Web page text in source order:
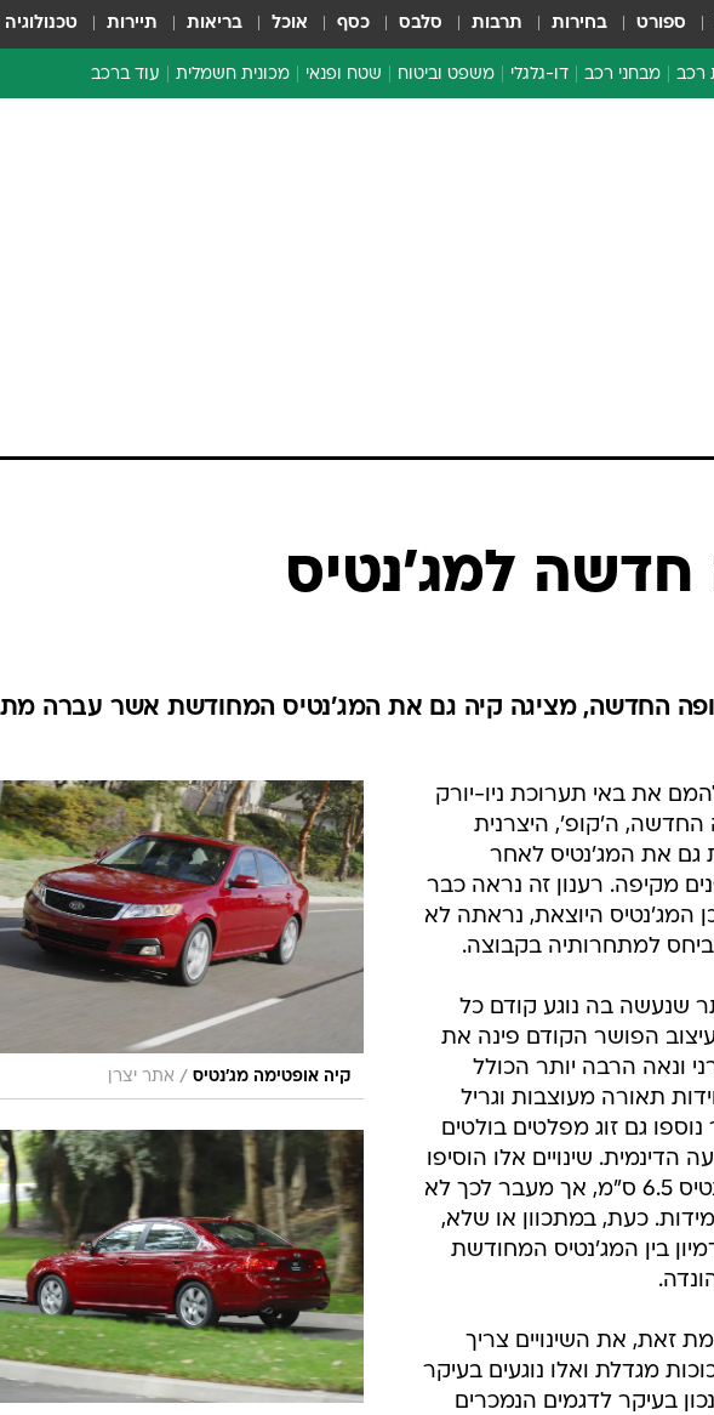
ספורט בחירות תרבות סלבס כסף אוכל בריאות תיירות טכנולוגיה
רכב מבחני רכב דו-גלגלי משפט וביטוח שטח ופנאי מכונית חשמלית עוד ברכב
ארכיון מדורים
חדשה למג'נטיס
החדשה, מציגה קיה גם את המג'נטיס המחודשת אשר עברה
קיה אופטימה מג'נטיס / אתר יצרן
את באי תערוכת ניו-יורק
החדשה, ה'קופ', היצרנית
גם את המג'נטיס לאחר
מקיפה. רענון זה נראה כבר
המג'נטיס היוצאת, נראתה לא
למתחרותיה בקבוצה.
שנעשה בה נוגע קודם כל
הפושר הקודם פינה את
ונאה הרבה יותר הכולל
תאורה מעוצבות וגריל
גם זוג מפלטים בולטים
הדינמית. שינויים אלו הוסיפו
לאורכה של המג'נטיס 6.5 ס"מ, אך מעבר לכך לא
כעת, במתכוון או שלא,
בין המג'נטיס המחודשת
זאת, את השינויים צריך
מגדלת ואלו נוגעים בעיקר
בעיקר לדגמים הנמכרים